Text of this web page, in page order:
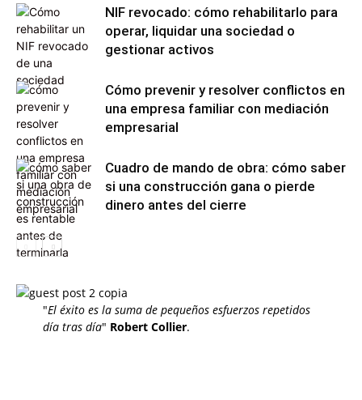
NIF revocado: cómo rehabilitarlo para
operar, liquidar una sociedad o
gestionar activos
Cómo prevenir y resolver conflictos en
una empresa familiar con mediación
empresarial
Cuadro de mando de obra: cómo saber
si una construcción gana o pierde
dinero antes del cierre
"El éxito es la suma de pequeños esfuerzos repetidos
día tras día" Robert Collier.